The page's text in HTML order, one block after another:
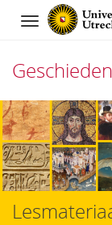
Navigation
Direct
naar
het
inhoud